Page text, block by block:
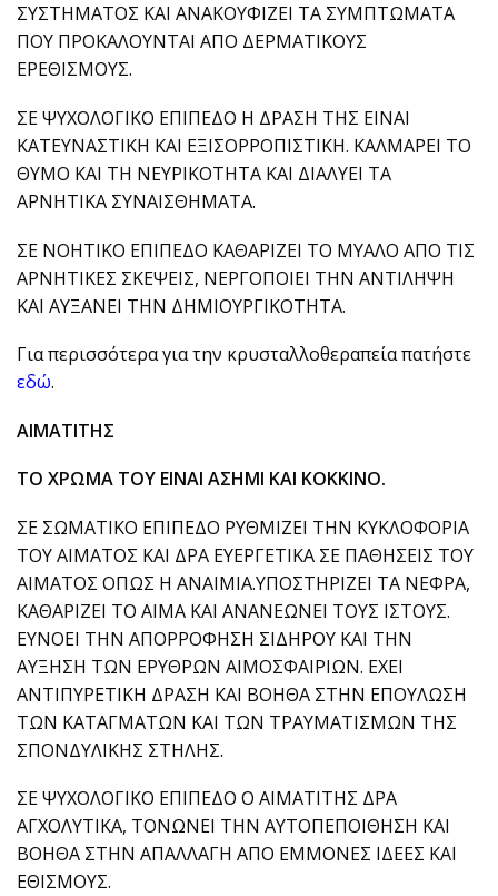
ΣΥΣΤΗΜΑΤΟΣ ΚΑΙ ΑΝΑΚΟΥΦΙΖΕΙ ΤΑ ΣΥΜΠΤΩΜΑΤΑ
ΠΟΥ ΠΡΟΚΑΛΟΥΝΤΑΙ ΑΠΟ ΔΕΡΜΑΤΙΚΟΥΣ
ΕΡΕΘΙΣΜΟΥΣ.
ΣΕ ΨΥΧΟΛΟΓΙΚΟ ΕΠΙΠΕΔΟ Η ΔΡΑΣΗ ΤΗΣ ΕΙΝΑΙ
ΚΑΤΕΥΝΑΣΤΙΚΗ ΚΑΙ ΕΞΙΣΟΡΡΟΠΙΣΤΙΚΗ. ΚΑΛΜΑΡΕΙ ΤΟ
ΘΥΜΟ ΚΑΙ ΤΗ ΝΕΥΡΙΚΟΤΗΤΑ ΚΑΙ ΔΙΑΛΥΕΙ ΤΑ
ΑΡΝΗΤΙΚΑ ΣΥΝΑΙΣΘΗΜΑΤΑ.
ΣΕ ΝΟΗΤΙΚΟ ΕΠΙΠΕΔΟ ΚΑΘΑΡΙΖΕΙ ΤΟ ΜΥΑΛΟ ΑΠΟ ΤΙΣ
ΑΡΝΗΤΙΚΕΣ ΣΚΕΨΕΙΣ, ΝΕΡΓΟΠΟΙΕΙ ΤΗΝ ΑΝΤΙΛΗΨΗ
ΚΑΙ ΑΥΞΑΝΕΙ ΤΗΝ ΔΗΜΙΟΥΡΓΙΚΟΤΗΤΑ.
Για περισσότερα για την κρυσταλλοθεραπεία πατήστε
εδώ.
ΑΙΜΑΤΙΤΗΣ
ΤΟ ΧΡΩΜΑ ΤΟΥ ΕΙΝΑΙ ΑΣΗΜΙ ΚΑΙ ΚΟΚΚΙΝΟ.
ΣΕ ΣΩΜΑΤΙΚΟ ΕΠΙΠΕΔΟ ΡΥΘΜΙΖΕΙ ΤΗΝ ΚΥΚΛΟΦΟΡΙΑ
ΤΟΥ ΑΙΜΑΤΟΣ ΚΑΙ ΔΡΑ ΕΥΕΡΓΕΤΙΚΑ ΣΕ ΠΑΘΗΣΕΙΣ ΤΟΥ
ΑΙΜΑΤΟΣ ΟΠΩΣ Η ΑΝΑΙΜΙΑ.ΥΠΟΣΤΗΡΙΖΕΙ ΤΑ ΝΕΦΡΑ,
ΚΑΘΑΡΙΖΕΙ ΤΟ ΑΙΜΑ ΚΑΙ ΑΝΑΝΕΩΝΕΙ ΤΟΥΣ ΙΣΤΟΥΣ.
ΕΥΝΟΕΙ ΤΗΝ ΑΠΟΡΡΟΦΗΣΗ ΣΙΔΗΡΟΥ ΚΑΙ ΤΗΝ
ΑΥΞΗΣΗ ΤΩΝ ΕΡΥΘΡΩΝ ΑΙΜΟΣΦΑΙΡΙΩΝ. ΕΧΕΙ
ΑΝΤΙΠΥΡΕΤΙΚΗ ΔΡΑΣΗ ΚΑΙ ΒΟΗΘΑ ΣΤΗΝ ΕΠΟΥΛΩΣΗ
ΤΩΝ ΚΑΤΑΓΜΑΤΩΝ ΚΑΙ ΤΩΝ ΤΡΑΥΜΑΤΙΣΜΩΝ ΤΗΣ
ΣΠΟΝΔΥΛΙΚΗΣ ΣΤΗΛΗΣ.
ΣΕ ΨΥΧΟΛΟΓΙΚΟ ΕΠΙΠΕΔΟ Ο ΑΙΜΑΤΙΤΗΣ ΔΡΑ
ΑΓΧΟΛΥΤΙΚΑ, ΤΟΝΩΝΕΙ ΤΗΝ ΑΥΤΟΠΕΠΟΙΘΗΣΗ ΚΑΙ
ΒΟΗΘΑ ΣΤΗΝ ΑΠΑΛΛΑΓΗ ΑΠΟ ΕΜΜΟΝΕΣ ΙΔΕΕΣ ΚΑΙ
ΕΘΙΣΜΟΥΣ.